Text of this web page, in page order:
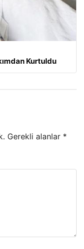
Kurtuldu
Gerekli alanlar *